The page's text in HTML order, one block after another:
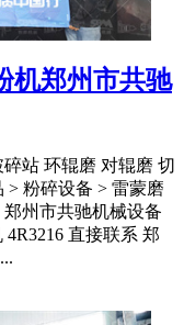
机郑州市共驰
站 环辊磨 对辊磨 切
> 粉碎设备 > 雷蒙磨
郑州市共驰机械设备
直接联系 郑